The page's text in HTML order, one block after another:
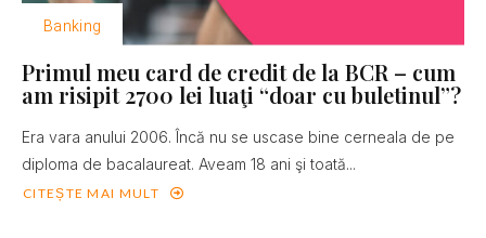
Banking
Primul meu card de credit de la BCR – cum
am risipit 2700 lei luaţi “doar cu buletinul”?
Era vara anului 2006. Încă nu se uscase bine cerneala de pe
diploma de bacalaureat. Aveam 18 ani şi toată...
CITEȘTE MAI MULT